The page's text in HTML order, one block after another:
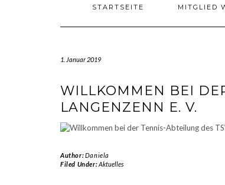
STARTSEITE MITGLIED
1. Januar 2019
WILLKOMMEN BEI
LANGENZENN E. V.
Author:Daniela
Filed Under:Aktuelles